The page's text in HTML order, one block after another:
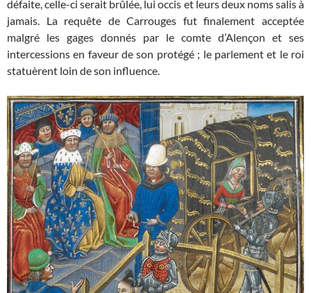
défaite, celle-ci serait brûlée, lui occis et leurs deux noms salis à
jamais. La requête de Carrouges fut finalement acceptée
malgré les gages donnés par le comte d’Alençon et ses
intercessions en faveur de son protégé ; le parlement et le roi
statuèrent loin de son influence.